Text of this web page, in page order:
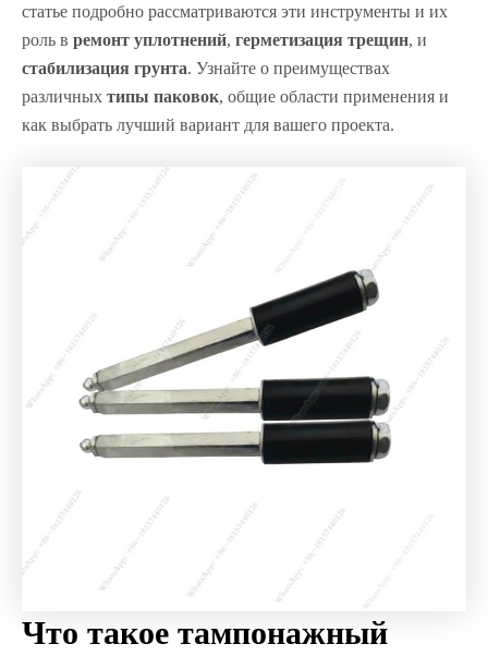
статье подробно рассматриваются эти инструменты и их
роль в ремонт уплотнений, герметизация трещин, и
стабилизация грунта. Узнайте о преимуществах
различных типы паковок, общие области применения и
как выбрать лучший вариант для вашего проекта.
Что такое тампонажный